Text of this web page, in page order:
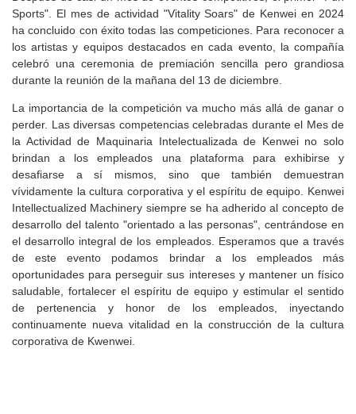
Sports". El mes de actividad "Vitality Soars" de Kenwei en 2024
ha concluido con éxito todas las competiciones. Para reconocer a
los artistas y equipos destacados en cada evento, la compañía
celebró una ceremonia de premiación sencilla pero grandiosa
durante la reunión de la mañana del 13 de diciembre.
La importancia de la competición va mucho más allá de ganar o
perder. Las diversas competencias celebradas durante el Mes de
la Actividad de Maquinaria Intelectualizada de Kenwei no solo
brindan a los empleados una plataforma para exhibirse y
desafiarse a sí mismos, sino que también demuestran
vívidamente la cultura corporativa y el espíritu de equipo. Kenwei
Intellectualized Machinery siempre se ha adherido al concepto de
desarrollo del talento "orientado a las personas", centrándose en
el desarrollo integral de los empleados. Esperamos que a través
de este evento podamos brindar a los empleados más
oportunidades para perseguir sus intereses y mantener un físico
saludable, fortalecer el espíritu de equipo y estimular el sentido
de pertenencia y honor de los empleados, inyectando
continuamente nueva vitalidad en la construcción de la cultura
corporativa de Kwenwei.